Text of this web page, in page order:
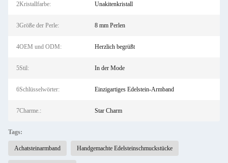
2Kristallfarbe: Unakitenkristall
3Größe der Perle: 8 mm Perlen
4OEM und ODM: Herzlich begrüßt
5Stil: In der Mode
6Schlüsselwörter: Einzigartiges Edelstein-Armband
7Charme.: Star Charm
Tags:
Achatsteinarmband Handgemachte Edelsteinschmuckstücke